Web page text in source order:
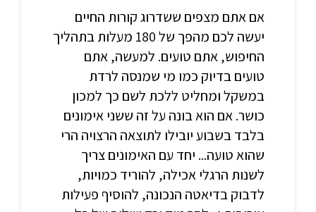
אם אתם מצפים ששדרוג קורות החיים
יעשה לכם מהפך של 180 מעלות בתהליך
החיפוש, אתם טועים. למעשה, אתם
טועים בדיוק כמו מי שמנסה לרדת
במשקל ומחליט ללכת לשם כך למכון
כושר. אם הוא בונה על זה ששני אימונים
בלבד בשבוע יובילו לתוצאה הרצויה הרי
שהוא טועה... יחד עם האימונים צריך
לשנות הרגלי אכילה, להוריד כמויות,
לדבוק בדיאטה הנכונה, להוסיף פעילות